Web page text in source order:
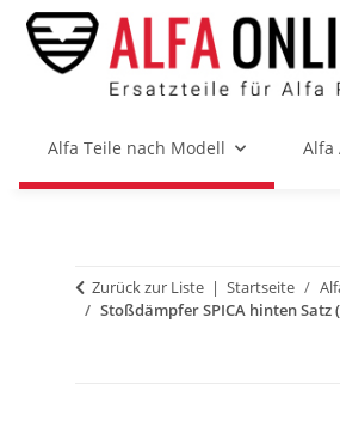
Alfa Teile nach Modell Alfa
Zurück zur Liste Startseite
Stoßdämpfer SPICA hinten